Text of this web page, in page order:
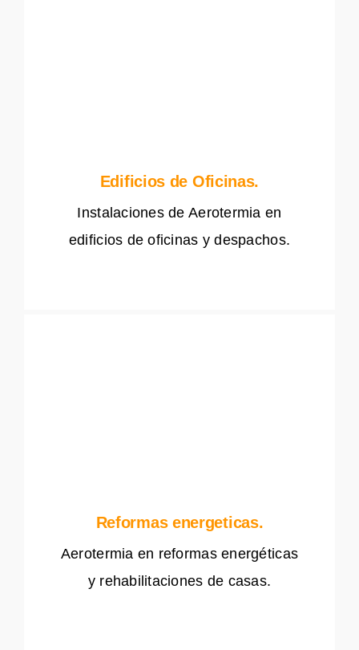
Edificios de Oficinas.
Instalaciones de Aerotermia en
edificios de oficinas y despachos.
Reformas energeticas.
Aerotermia en reformas energéticas
y rehabilitaciones de casas.